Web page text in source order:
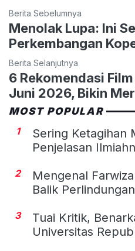
Berita Sebelumnya
Menolak Lupa: Ini
Perkembangan
Berita Selanjutnya
6 Rekomendasi
Juni 2026, Bikin
MOST POPULAR
1
Sering Ketagihan
Penjelasan
2
Mengenal
Balik
3
Tuai Kritik,
Universitas